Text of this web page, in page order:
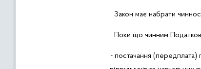
Закон має набрати
Поки що чинним
- постачання (передплата)